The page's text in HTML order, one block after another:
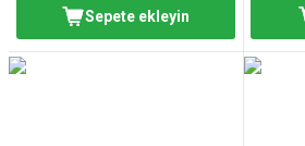
Sepete ekleyin